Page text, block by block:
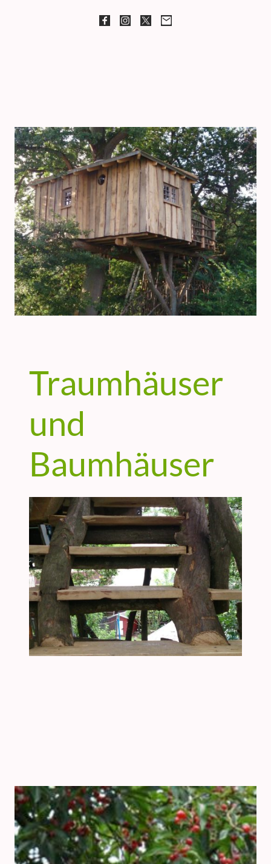
Traumhäuser
und
Baumhäuser